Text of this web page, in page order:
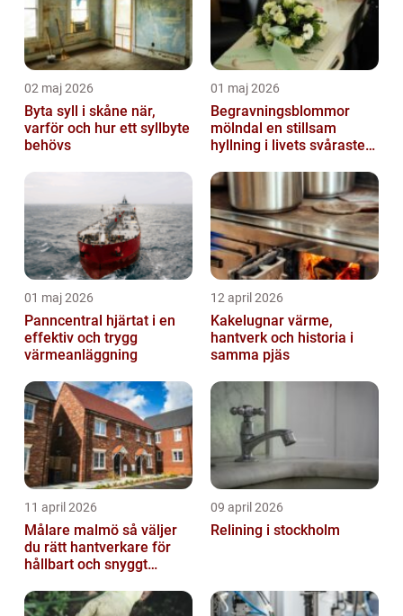
02 maj 2026
Byta syll i skåne när,
varför och hur ett syllbyte
behövs
01 maj 2026
Begravningsblommor
mölndal en stillsam
hyllning i livets svåraste
01 maj 2026
Panncentral hjärtat i en
effektiv och trygg
värmeanläggning
12 april 2026
Kakelugnar värme,
hantverk och historia i
samma pjäs
11 april 2026
Målare malmö så väljer
du rätt hantverkare för
hållbart och snyggt
09 april 2026
Relining i stockholm